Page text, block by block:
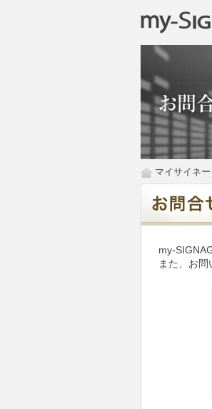
マイサイネ
my-
また、お